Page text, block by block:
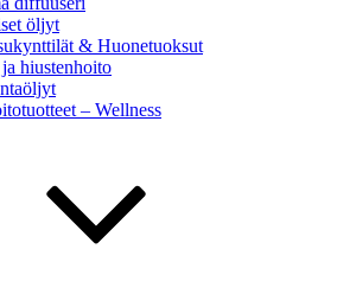
öljyt
& Huonetuoksut
hiustenhoito
– Wellness